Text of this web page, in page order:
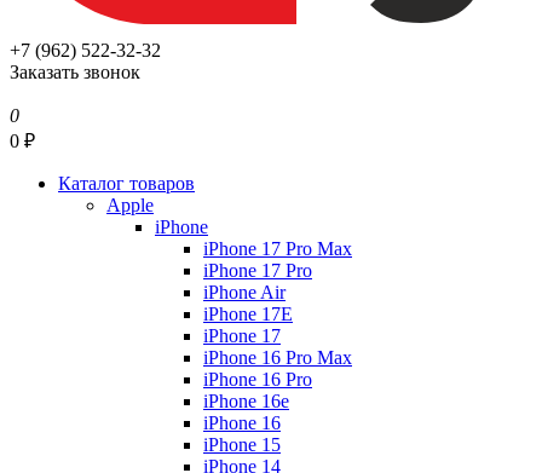
+7 (962) 522-32-32
Заказать звонок
0
0 ₽
Каталог товаров
Apple
iPhone
iPhone 17 Pro Max
iPhone 17 Pro
iPhone Air
iPhone 17E
iPhone 17
iPhone 16 Pro Max
iPhone 16 Pro
iPhone 16e
iPhone 16
iPhone 15
iPhone 14